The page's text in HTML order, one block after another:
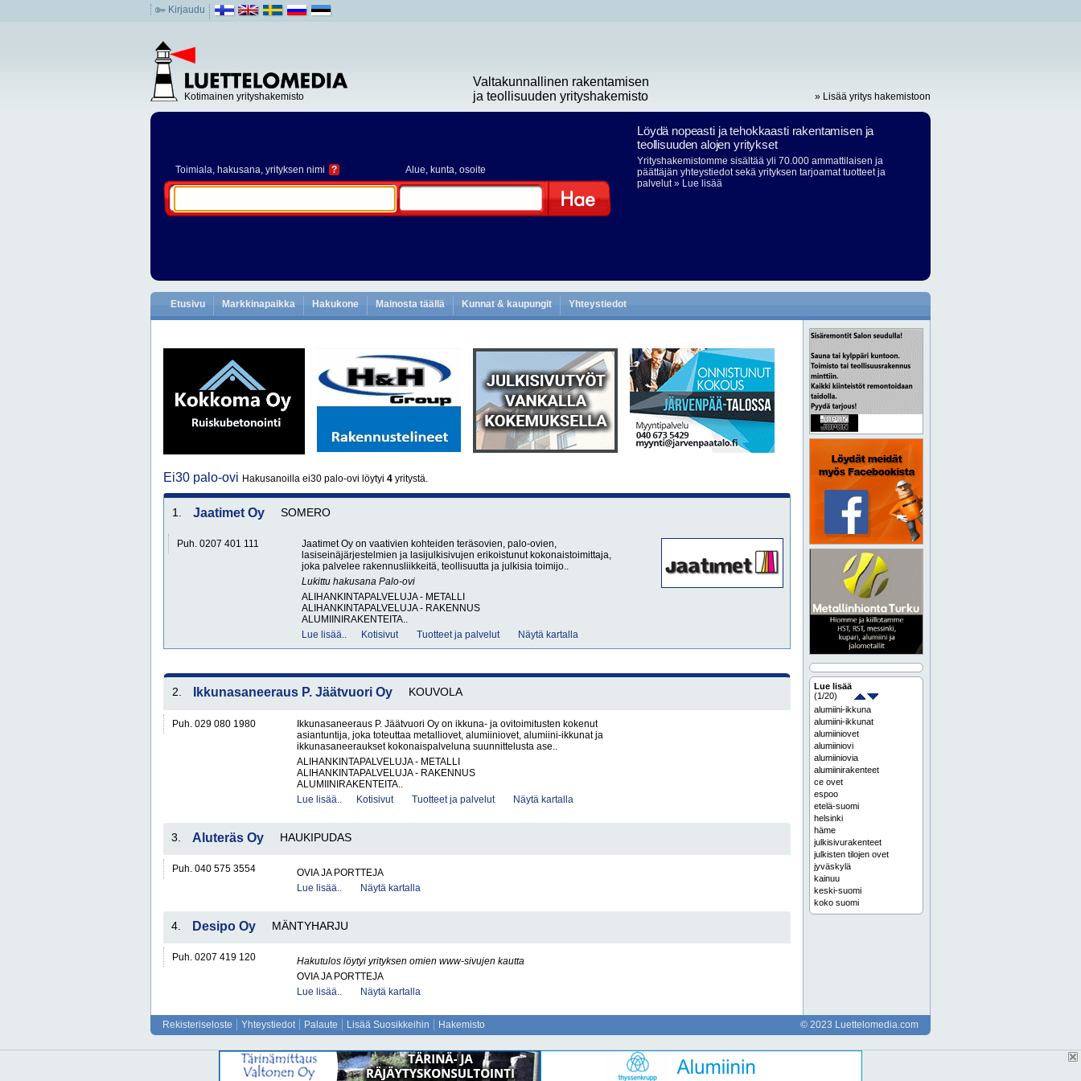
Kirjaudu
Kotimainen yrityshakemisto
Valtakunnallinen rakentamisen
ja teollisuuden yrityshakemisto
» Lisää yritys hakemistoon
Toimiala, hakusana, yrityksen nimi ? Alue, kunta, osoite
Löydä nopeasti ja tehokkaasti rakentamisen ja
teollisuuden alojen yritykset
Yrityshakemistomme sisältää yli 70.000 ammattilaisen ja
päättäjän yhteystiedot sekä yrityksen tarjoamat tuotteet ja
palvelut» Lue lisää
Etusivu Markkinapaikka Hakukone Mainosta täällä Kunnat & kaupungit Yhteystiedot
Ei30 palo-ovi Hakusanoilla ei30 palo-ovi löytyi 4 yritystä.
1. Jaatimet Oy SOMERO
Puh. 0207 401 111
Jaatimet Oy on vaativien kohteiden teräsovien, palo-ovien,
lasiseinäjärjestelmien ja lasijulkisivujen erikoistunut kokonaistoimittaja,
joka palvelee rakennusliikkeitä, teollisuutta ja julkisia toimijo..
Lukittu hakusana Palo-ovi
ALIHANKINTAPALVELUJA - METALLI
ALIHANKINTAPALVELUJA - RAKENNUS
ALUMIINIRAKENTEITA..
Lue lisää..
Kotisivut Tuotteet ja palvelut Näytä kartalla
2. Ikkunasaneeraus P. Jäätvuori Oy KOUVOLA
Puh. 029 080 1980
Ikkunasaneeraus P. Jäätvuori Oy on ikkuna- ja ovitoimitusten kokenut
asiantuntija, joka toteuttaa metalliovet, alumiiniovet, alumiini-ikkunat ja
ikkunasaneeraukset kokonaispalveluna suunnittelusta ase..
ALIHANKINTAPALVELUJA - METALLI
ALIHANKINTAPALVELUJA - RAKENNUS
ALUMIINIRAKENTEITA..
Lue lisää..
Kotisivut Tuotteet ja palvelut Näytä kartalla
3. Aluteräs Oy HAUKIPUDAS
Puh. 040 575 3554
OVIA JA PORTTEJA
Lue lisää..
Näytä kartalla
4. Desipo Oy MÄNTYHARJU
Puh. 0207 419 120
Hakutulos löytyi yrityksen omien www-sivujen kautta
OVIA JA PORTTEJA
Lue lisää..
Näytä kartalla
Lue lisää
(1/20)
alumiini-ikkuna
alumiini-ikkunat
alumiiniovet
alumiiniovi
alumiiniovia
alumiinirakenteet
ce ovet
espoo
etelä-suomi
helsinki
häme
julkisivurakenteet
julkisten tilojen ovet
jyväskylä
kainuu
keski-suomi
koko suomi
kymenlaakso
metalliovi
metalliovia
Rekisteriseloste Yhteystiedot Palaute Lisää Suosikkeihin Hakemisto © 2023 Luettelomedia.com